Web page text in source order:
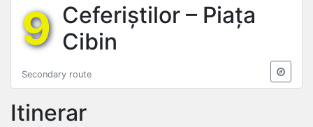
9 Ceferiștilor – Piața
Cibin
Secondary route
Itinerar